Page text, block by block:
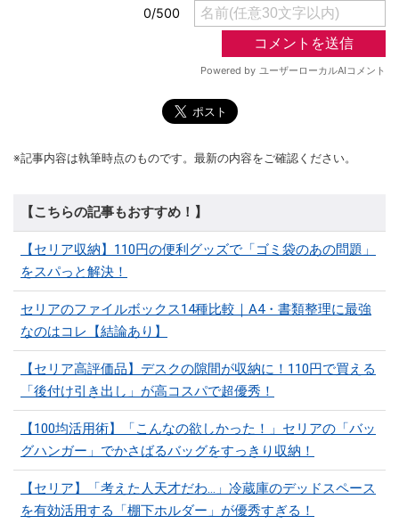
※記事内容は執筆時点のものです。最新の内容をご確認ください。
【こちらの記事もおすすめ！】
【セリア収納】110円の便利グッズで「ゴミ袋のあの問題」
をスパっと解決！
セリアのファイルボックス14種比較｜A4・書類整理に最強
なのはコレ【結論あり】
【セリア高評価品】デスクの隙間が収納に！110円で買える
「後付け引き出し」が高コスパで超優秀！
【100均活用術】「こんなの欲しかった！」セリアの「バッ
グハンガー」でかさばるバッグをすっきり収納！
【セリア】「考えた人天才だわ…」冷蔵庫のデッドスペース
を有効活用する「棚下ホルダー」が優秀すぎる！